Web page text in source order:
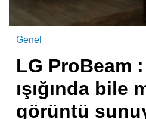
Genel
LG ProBeam
ışığında bile
görüntü